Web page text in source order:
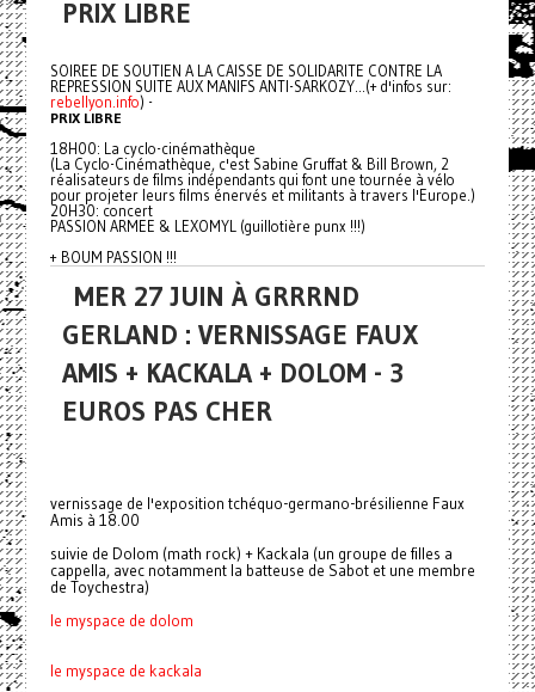
PRIX LIBRE
SOIREE DE SOUTIEN A LA CAISSE DE SOLIDARITE CONTRE LA
REPRESSION SUITE AUX MANIFS ANTI-SARKOZY...(+ d'infos sur:
rebellyon.info) -
PRIX LIBRE
18H00: La cyclo-cinémathèque
(La Cyclo-Cinémathèque, c'est Sabine Gruffat & Bill Brown, 2
réalisateurs de films indépendants qui font une tournée à vélo
pour projeter leurs films énervés et militants à travers l'Europe.)
20H30: concert
PASSION ARMEE & LEXOMYL (guillotière punx !!!)
+ BOUM PASSION !!!
MER 27 JUIN À GRRRND
GERLAND : VERNISSAGE FAUX
AMIS + KACKALA + DOLOM - 3
EUROS PAS CHER
vernissage de l'exposition tchéquo-germano-brésilienne Faux
Amis à 18.00
suivie de Dolom (math rock) + Kackala (un groupe de filles a
cappella, avec notamment la batteuse de Sabot et une membre
de Toychestra)
le myspace de dolom
le myspace de kackala